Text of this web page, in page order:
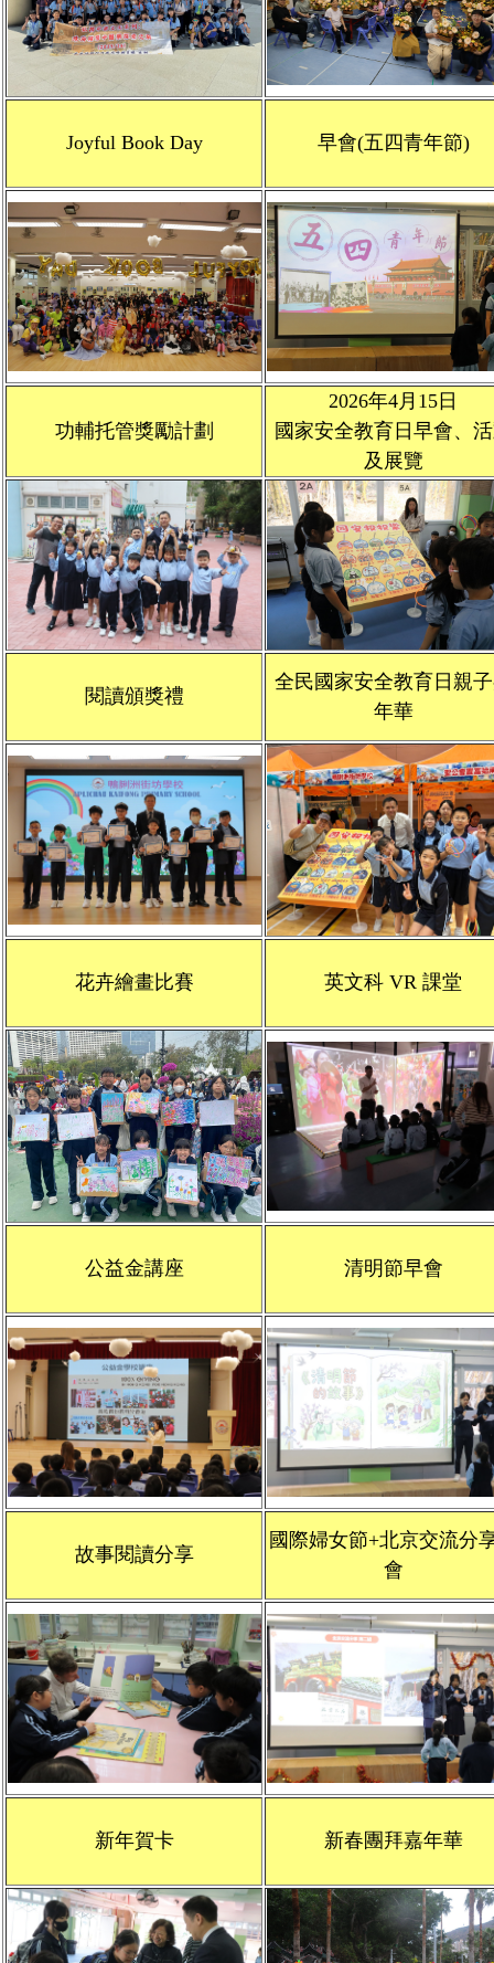
Joyful Book Day 早會(五四青年節)
功輔托管獎勵計劃
2026年4月15日
國家安全教育日早會、
及展覽
閱讀頒獎禮
全民國家安全教育日親
年華
花卉繪畫比賽 英文科 VR 課堂
公益金講座 清明節早會
故事閱讀分享
國際婦女節+北京交流分
會
新年賀卡 新春團拜嘉年華